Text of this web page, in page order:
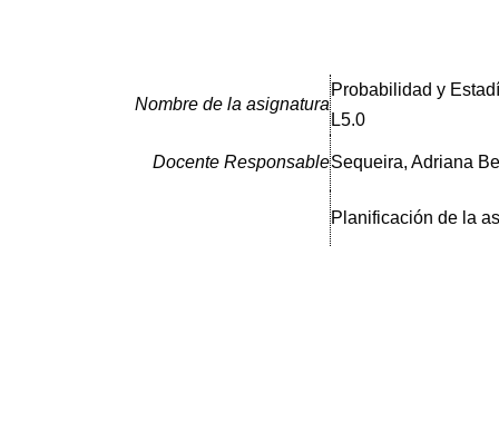
Nombre de la asignatura
Probabilidad y
L5.0
Docente ResponsableSequeira, Adriana
Planificación de la